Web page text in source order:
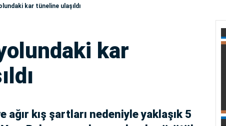
kar tüneline ulaşıldı
kar
ağır kış şartları nedeniyle yaklaşık 5